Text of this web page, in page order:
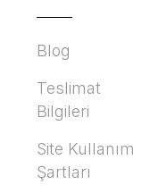
Blog
Teslimat
Bilgileri
Site Kullanım
Şartları